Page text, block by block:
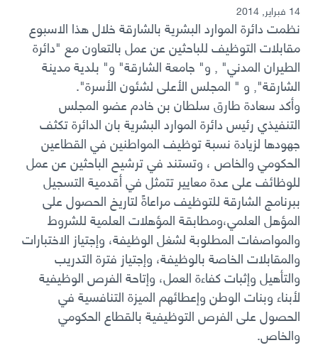
14 فبراير, 2014
نظمت دائرة الموارد البشرية بالشارقة خلال هذا الاسبوع
مقابلات التوظيف للباحثين عن عمل بالتعاون مع "دائرة
الطيران المدني" , و" جامعة الشارقة" و" بلدية مدينة
الشارقة", و " المجلس الأعلى لشئون الأسرة".
وأكد سعادة طارق سلطان بن خادم عضو المجلس
التنفيذي رئيس دائرة الموارد البشرية بان الدائرة تكثف
جهودها لزيادة نسبة توظيف المواطنين في القطاعين
الحكومي والخاص ، وتستند في ترشيح الباحثين عن عمل
للوظائف على عدة معايير تتمثل في أقدمية التسجيل
ببرنامج الشارقة للتوظيف مراعاةً لتاريخ الحصول على
المؤهل العلمي،ومطابقة المؤهلات العلمية للشروط
والمواصفات المطلوبة لشغل الوظيفة، وإجتياز الاختبارات
والمقابلات الخاصة بالوظيفة، وإجتياز فترة التدريب
والتأهيل وإثبات كفاءة العمل، وإتاحة الفرص الوظيفية
لأبناء وبنات الوطن وإعطائهم الميزة التنافسية في
الحصول على الفرص التوظيفية بالقطاع الحكومي
والخاص.